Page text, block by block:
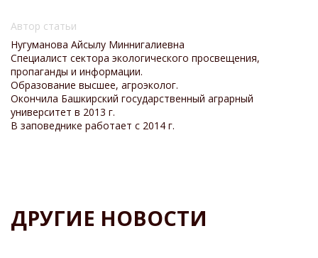
Автор статьи
Нугуманова Айсылу Миннигалиевна
Специалист сектора экологического просвещения,
пропаганды и информации.
Образование высшее, агроэколог.
Окончила Башкирский государственный аграрный
университет в 2013 г.
В заповеднике работает с 2014 г.
ДРУГИЕ НОВОСТИ